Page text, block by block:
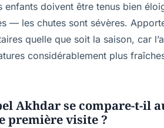
enfants doivent être tenus bien
— les chutes sont sévères.
quelle que soit la saison, car
considérablement plus
Akhdar se compare-t-il
première visite ?